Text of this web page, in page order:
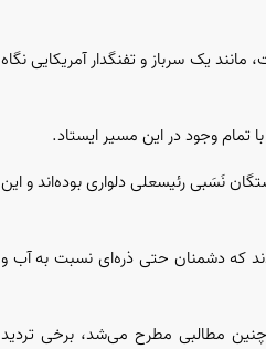
یک سرباز و تفنگدار آمریکایی نگاه
وجود در این مسیر ایستاد.
نَسَبی رئیسعلی دلواری بوده‌اند و این
که دشمنان حتی ذره‌ای نسبت به آب و
مطالبی مطرح می‌شد، برخی تردید